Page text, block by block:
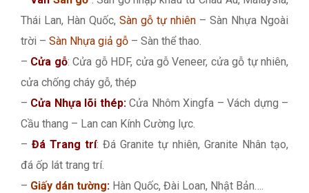
Thái Lan, Hàn Quốc, Sàn gỗ tự nhiên – Sàn Nhựa Ngoài
trời – Sàn Nhựa giả gỗ – Sàn thể thao.
– Cửa gỗ: Cửa gỗ HDF, cửa gỗ Veneer, cửa gỗ tự nhiên,
cửa chống cháy gỗ, thép
– Cửa Nhựa lõi thép:Cửa Nhôm Xingfa – Vách dựng –
Cầu thang – Lan can Kính Cường lực.
– Đá Trang trí: Đá Granite tự nhiên, Granite Nhân tạo,
đá ốp lát trang trí.
– Giấy dán tường: Hàn Quốc, Đài Loan, Nhật Bản….